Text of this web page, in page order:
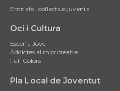
Entitats i col·lectius juvenils
Oci i Cultura
Escena Jove
Addictes al microteatre
Full Colors
Pla Local de Joventut